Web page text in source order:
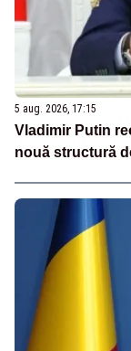
5 aug. 2026, 17:15
Vladimir Putin
nouă structură